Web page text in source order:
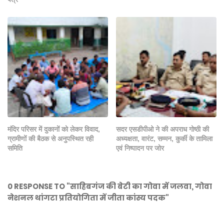
मंदिर परिसर में दुकानों को लेकर विवाद,
ग्रामीणों की बैठक से अनुपस्थित रही
समिति
सदर एसडीपीओ ने की अपराध गोष्ठी की
अध्यक्षता, वारंट, सम्मन, कुर्की के तामिला
एवं निष्पादन पर जोर
0 RESPONSE TO "साहिबगंज की बेटी का गोवा में जलवा, गोवा
नेशनल थांगटा प्रतियोगिता में जीता कांस्य पदक"